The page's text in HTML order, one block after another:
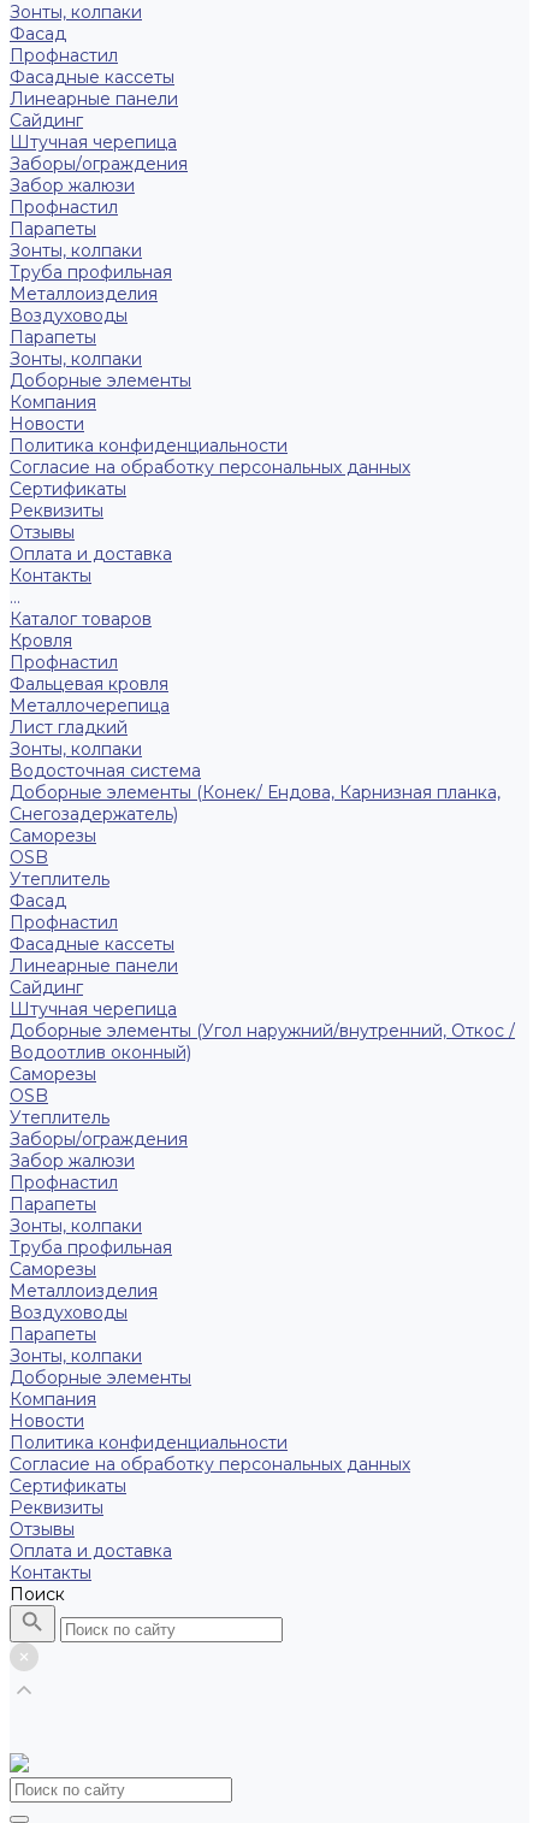
Зонты, колпаки
Фасад
Профнастил
Фасадные кассеты
Линеарные панели
Сайдинг
Штучная черепица
Заборы/ограждения
Забор жалюзи
Профнастил
Парапеты
Зонты, колпаки
Труба профильная
Металлоизделия
Воздуховоды
Парапеты
Зонты, колпаки
Доборные элементы
Компания
Новости
Политика конфиденциальности
Согласие на обработку персональных данных
Сертификаты
Реквизиты
Отзывы
Оплата и доставка
Контакты
...
Каталог товаров
Кровля
Профнастил
Фальцевая кровля
Металлочерепица
Лист гладкий
Зонты, колпаки
Водосточная система
Доборные элементы (Конек/ Ендова, Карнизная планка,
Снегозадержатель)
Саморезы
ОSB
Утеплитель
Фасад
Профнастил
Фасадные кассеты
Линеарные панели
Сайдинг
Штучная черепица
Доборные элементы (Угол наружний/внутренний, Откос /
Водоотлив оконный)
Саморезы
OSB
Утеплитель
Заборы/ограждения
Забор жалюзи
Профнастил
Парапеты
Зонты, колпаки
Труба профильная
Саморезы
Металлоизделия
Воздуховоды
Парапеты
Зонты, колпаки
Доборные элементы
Компания
Новости
Политика конфиденциальности
Согласие на обработку персональных данных
Сертификаты
Реквизиты
Отзывы
Оплата и доставка
Контакты
Поиск